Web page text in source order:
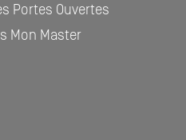
Portes Ouvertes
Mon Master